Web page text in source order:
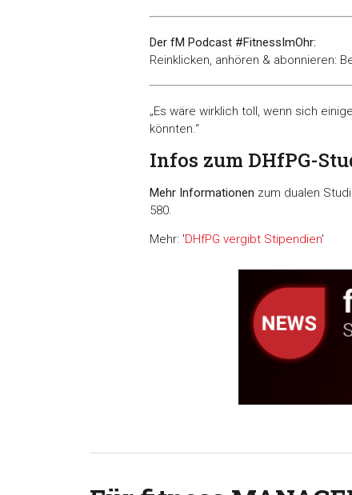
Der fM Podcast #FitnessImOhr:
Reinklicken, anhören & abonnieren:
„Es wäre wirklich toll, wenn sich einige
könnten.“
Infos zum DHfPG-
Mehr Informationen zum dualen
580.
Mehr: 'DHfPG vergibt Stipendien'